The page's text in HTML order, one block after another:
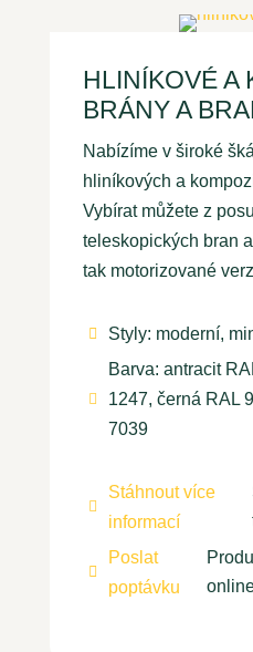
HLINÍKOVÉ A
BRÁNY A
Nabízíme v široké
hliníkových a
Vybírat můžete z
teleskopických bran
tak motorizované
 Styly: moderní,

Barva: antracit
1247, černá RAL
7039

Stáhnout více
informací

Poslat
poptávku